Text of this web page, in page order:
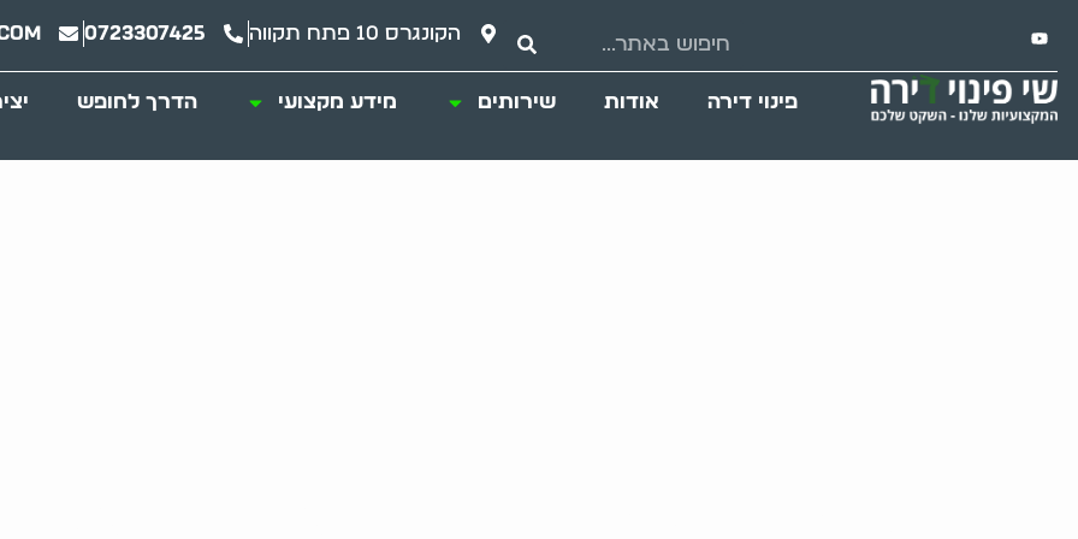
הקונגרס 10 פתח תקווה 0723307425
פינוי דירה אודות שירותים מידע מקצועי הדרך לחופש